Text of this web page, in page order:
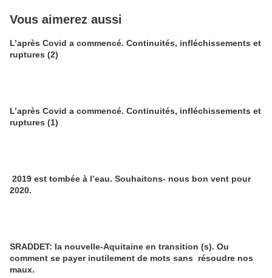
Vous aimerez aussi
L’après Covid a commencé. Continuités, infléchissements et
ruptures (2)
L’après Covid a commencé. Continuités, infléchissements et
ruptures (1)
2019 est tombée à l’eau. Souhaitons- nous bon vent pour
2020.
SRADDET: la nouvelle-Aquitaine en transition (s). Ou
comment se payer inutilement de mots sans résoudre nos
maux.